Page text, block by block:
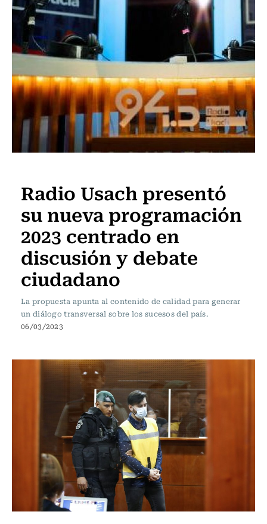
Radio Usach presentó
su nueva programación
2023 centrado en
discusión y debate
ciudadano
La propuesta apunta al contenido de calidad para generar
un diálogo transversal sobre los sucesos del país.
06/03/2023